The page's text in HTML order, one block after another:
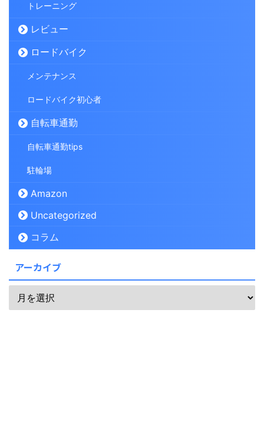
トレーニング
レビュー
ロードバイク
メンテナンス
ロードバイク初心者
自転車通勤
自転車通勤tips
駐輪場
Amazon
Uncategorized
コラム
アーカイブ